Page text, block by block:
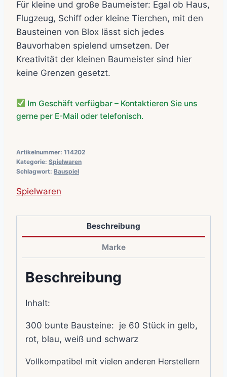
Für kleine und große Baumeister: Egal ob Haus,
Flugzeug, Schiff oder kleine Tierchen, mit den
Bausteinen von Blox lässt sich jedes
Bauvorhaben spielend umsetzen. Der
Kreativität der kleinen Baumeister sind hier
keine Grenzen gesetzt.
Im Geschäft verfügbar – Kontaktieren Sie uns
gerne per E-Mail oder telefonisch.
Artikelnummer: 114202
Kategorie: Spielwaren
Schlagwort: Bauspiel
Spielwaren
Beschreibung
Marke
Beschreibung
Inhalt:
300 bunte Bausteine: je 60 Stück in gelb,
rot, blau, weiß und schwarz
Vollkompatibel mit vielen anderen Herstellern